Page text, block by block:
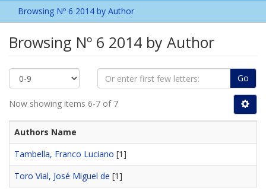
Browsing Nº 6 2014 by Author
Browsing Nº 6 2014 by Author
Go
Now showing items 6-7 of 7
Authors Name
Tambella, Franco Luciano [1]
Toro Vial, José Miguel de [1]